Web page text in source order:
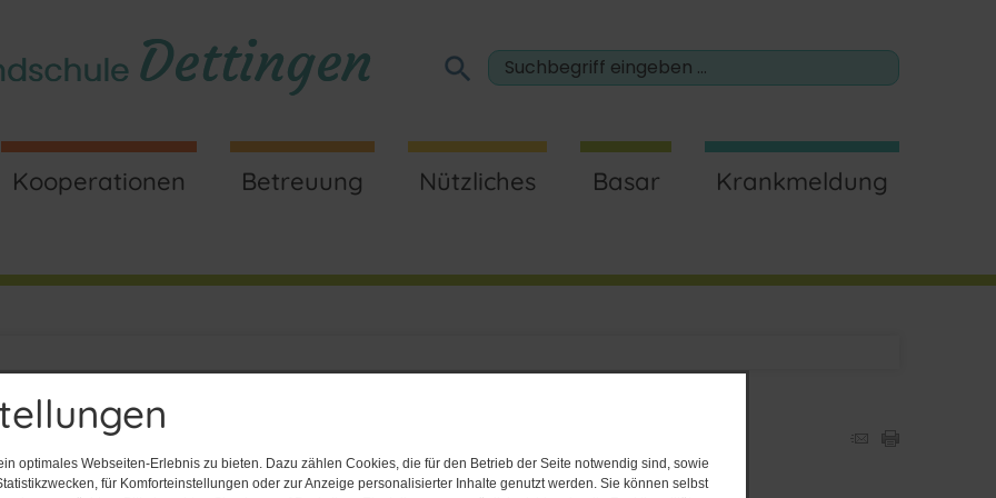
optimales Webseiten-Erlebnis zu bieten. Dazu zählen Cookies, die für den Betrieb der Seite notwendig sind, sowie
für Komforteinstellungen oder zur Anzeige personalisierter Inhalte genutzt werden. Sie können selbst
Kooperationen Betreuung Nützliches Basar Krankmeldung